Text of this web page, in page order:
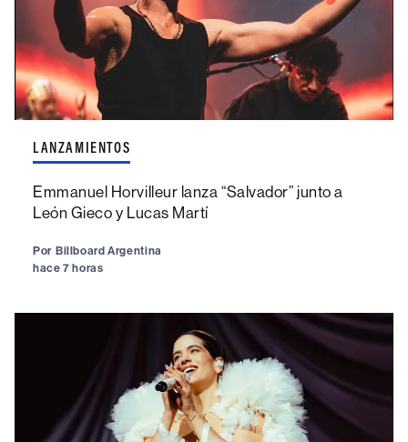
LANZAMIENTOS
Emmanuel Horvilleur lanza “Salvador” junto a
León Gieco y Lucas Martí
Por Billboard Argentina
hace 7 horas